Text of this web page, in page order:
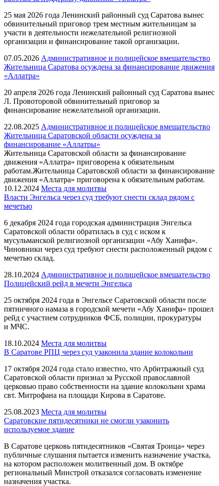
25 мая 2026 года Ленинский районный суд Саратова вынес
обвинительный приговор трем местным жительницам за
участи в деятельности нежелательной религиозной
организации и финансирование такой организации.
07.05.2026 Административное и полицейское вмешательство
Жительница Саратова осуждена за финансирование движения
«Аллатра»
20 апреля 2026 года Ленинский районный суд Саратова вынес
Л. Провоторовой обвинительный приговор за
финансирование нежелательной организации.
22.08.2025 Административное и полицейское вмешательство
Жительница Саратовской области осуждена за
финансирование «Аллатры»
Жительница Саратовской области за финансирование
движения «Аллатра» приговорена к обязательным
работам.Жительница Саратовской области за финансирование
движения «Аллатра» приговорена к обязательным работам.
10.12.2024 Места для молитвы
Власти Энгельса через суд требуют снести склад рядом с
мечетью
6 декабря 2024 года городская администрация Энгельса
Саратовской области обратилась в суд с иском к
мусульманской религиозной организации «Абу Ханифа».
Чиновники через суд требуют снести расположенный рядом с
мечетью склад.
28.10.2024 Административное и полицейское вмешательство
Полицейский рейд в мечети Энгельса
25 октября 2024 года в Энгельсе Саратовской области после
пятничного намаза в городской мечети «Абу Ханифа» прошел
рейд с участием сотрудников ФСБ, полиции, прокуратуры
и МЧС.
18.10.2024 Места для молитвы
В Саратове РПЦ через суд узаконила здание колокольни
17 октября 2024 года стало известно, что Арбитражный суд
Саратовской области признал за Русской православной
церковью право собственности на здание колокольни храма
свт. Митрофана на площади Кирова в Саратове.
25.08.2023 Места для молитвы
Саратовские пятидесятники не смогли узаконить
используемое здание
В Саратове церковь пятидесятников «Святая Троица» через
публичные слушания пытается изменить назначение участка,
на котором расположен молитвенный дом. В октябре
региональный Минстрой отказался согласовать изменение
назначения участка.